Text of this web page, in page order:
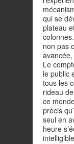
qui se
plateau
non pas
Le
le public
tous les
rideau
ce
précis
seul en
heure